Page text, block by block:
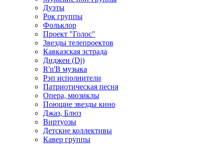
Дуэты
Рок группы
Фольклор
Проект "Голос"
Звезды телепроектов
Кавказская эстрада
Диджеи (Dj)
R'n'B музыка
Рэп исполнители
Патриотическая песня
Опера, мюзиклы
Поющие звезды кино
Джаз, Блюз
Виртуозы
Детские коллективы
Кавер группы